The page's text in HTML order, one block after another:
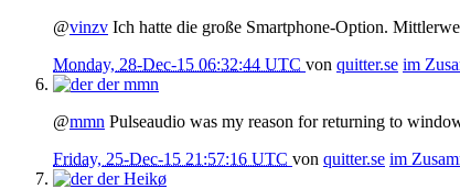
@vinzv Ich hatte die große Smartphone-Option.
Monday, 28-Dec-15 06:32:44 UTC von quitter.se im
der mmn
@mmn Pulseaudio was my reason for returning to
Friday, 25-Dec-15 21:57:16 UTC von quitter.se im
der Heikø